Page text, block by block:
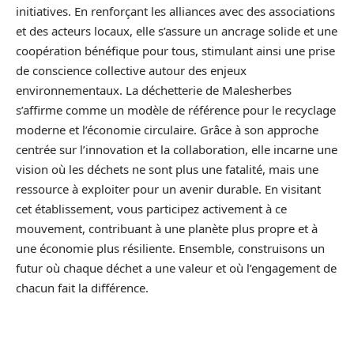
initiatives. En renforçant les alliances avec des associations
et des acteurs locaux, elle s’assure un ancrage solide et une
coopération bénéfique pour tous, stimulant ainsi une prise
de conscience collective autour des enjeux
environnementaux. La déchetterie de Malesherbes
s’affirme comme un modèle de référence pour le recyclage
moderne et l’économie circulaire. Grâce à son approche
centrée sur l’innovation et la collaboration, elle incarne une
vision où les déchets ne sont plus une fatalité, mais une
ressource à exploiter pour un avenir durable. En visitant
cet établissement, vous participez activement à ce
mouvement, contribuant à une planète plus propre et à
une économie plus résiliente. Ensemble, construisons un
futur où chaque déchet a une valeur et où l’engagement de
chacun fait la différence.